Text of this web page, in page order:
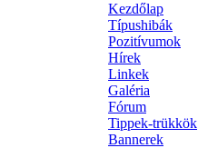
Kezdőlap
Típushibák
Pozitívumok
Hírek
Linkek
Galéria
Fórum
Tippek-trükkök
Bannerek